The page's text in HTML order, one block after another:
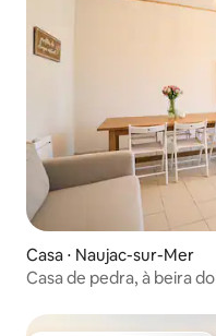
Casa ⋅ Naujac-sur-Mer
Casa de pedra, à beira